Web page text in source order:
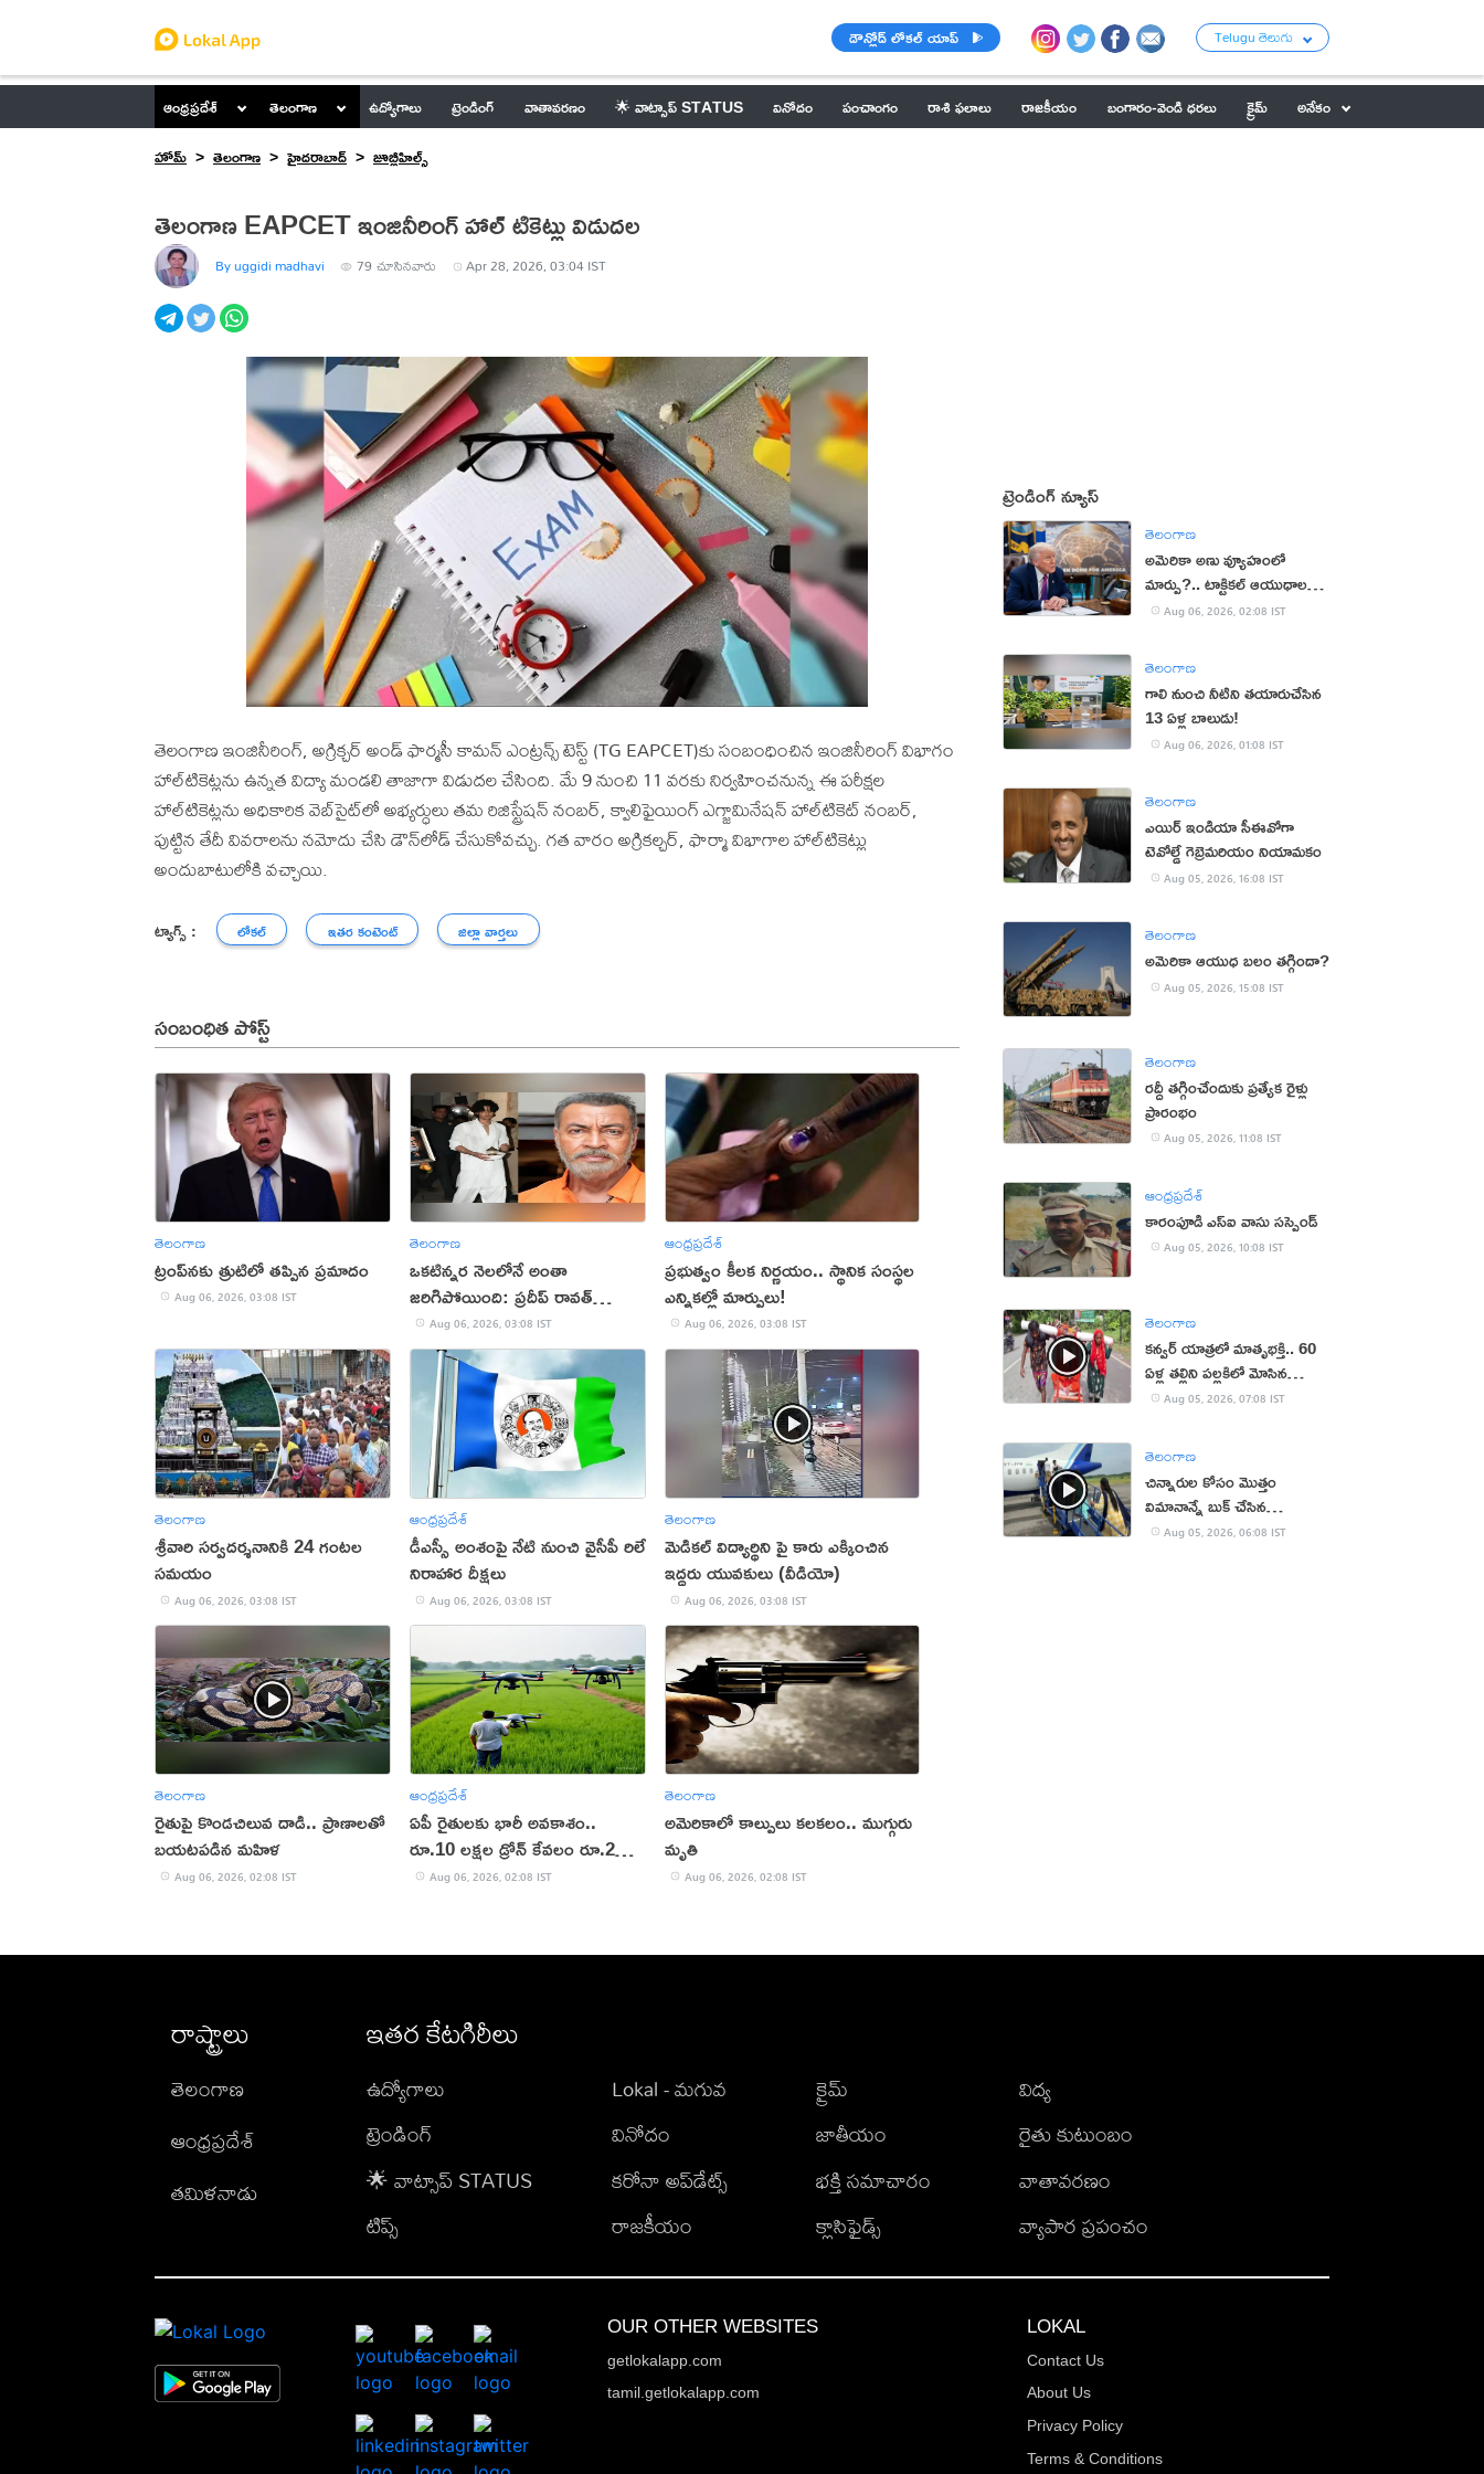
డౌన్లోడ్ లోకల్ యాప్ Telugu తెలుగు
ఆంధ్రప్రదేశ్ తెలంగాణ ఉద్యోగాలు ట్రెండింగ్ వాతావరణం 🌟 వాట్సాప్ STATUS వినోదం పంచాంగం రాశి ఫలాలు రాజకీయం బంగారం-వెండి ధరలు క్రైమ్
అనేకం
హోమ్
తెలంగాణ హైదరాబాద్ జూబ్లీహిల్స్
తెలంగాణ EAPCET ఇంజినీరింగ్ హాల్ టికెట్లు విడుదల
By uggidi madhavi 79 చూసినవారు Apr 28, 2026, 03:04 IST
తెలంగాణ ఇంజినీరింగ్‌, అగ్రిక్చర్‌ అండ్‌ ఫార్మసీ కామన్‌ ఎంట్రన్స్‌ టెస్ట్‌ (TG EAPCET)కు సంబంధించిన ఇంజినీరింగ్ విభాగం
హాల్‌టికెట్లను ఉన్నత విద్యా మండలి తాజాగా విడుదల చేసింది. మే 9 నుంచి 11 వరకు నిర్వహించనున్న ఈ పరీక్షల
హాల్‌టికెట్లను అధికారిక వెబ్‌సైట్‌లో అభ్యర్ధులు తమ రిజిస్ట్రేషన్‌ నంబర్‌, క్వాలిఫైయింగ్‌ ఎగ్జామినేషన్‌ హాల్‌టికెట్ నంబర్‌,
పుట్టిన తేదీ వివరాలను నమోదు చేసి డౌన్‌లోడ్ చేసుకోవచ్చు. గత వారం అగ్రికల్చర్, ఫార్మా విభాగాల హాల్‌టికెట్లు
అందుబాటులోకి వచ్చాయి.
ట్యాగ్స్ : లోకల్ ఇతర కంటెంట్ జిల్లా వార్తలు
సంబంధిత పోస్ట్
తెలంగాణ
ట్రంప్‌నకు త్రుటిలో తప్పిన ప్రమాదం
Aug 06, 2026, 03:08 IST
తెలంగాణ
ఒకటిన్నర నెలలోనే అంతా
జరిగిపోయింది: ప్రదీప్ రావత్
కుమారుడు
Aug 06, 2026, 03:08 IST
ఆంధ్రప్రదేశ్
ప్రభుత్వం కీలక నిర్ణయం.. స్థానిక సంస్థల
ఎన్నికల్లో మార్పులు!
Aug 06, 2026, 03:08 IST
తెలంగాణ
శ్రీవారి సర్వదర్శనానికి 24 గంటల
సమయం
Aug 06, 2026, 03:08 IST
ఆంధ్రప్రదేశ్
డీఎస్సీ అంశంపై నేటి నుంచి వైసీపీ రిలే
నిరాహార దీక్షలు
Aug 06, 2026, 03:08 IST
తెలంగాణ
మెడికల్ విద్యార్థిని పై కారు ఎక్కించిన
ఇద్దరు యువకులు (వీడియో)
Aug 06, 2026, 03:08 IST
తెలంగాణ
రైతుపై కొండచిలువ దాడి.. ప్రాణాలతో
బయటపడిన మహిళ
Aug 06, 2026, 02:08 IST
ఆంధ్రప్రదేశ్
ఏపీ రైతులకు భారీ అవకాశం..
రూ.10 లక్షల డ్రోన్ కేవలం రూ.2
లక్షలకే!
Aug 06, 2026, 02:08 IST
తెలంగాణ
అమెరికాలో కాల్పులు కలకలం.. ముగ్గురు
మృతి
Aug 06, 2026, 02:08 IST
ట్రెండింగ్ న్యూస్
తెలంగాణ
అమెరికా అణు వ్యూహంలో
మార్పు?.. టాక్టికల్ ఆయుధాలకు
ప్రాధాన్యం!
Aug 06, 2026, 02:08 IST
తెలంగాణ
గాలి నుంచి నీటిని తయారుచేసిన
13 ఏళ్ల బాలుడు!
Aug 06, 2026, 01:08 IST
తెలంగాణ
ఎయిర్ ఇండియా సీఈవోగా
టెవోల్డే గెబ్రెమరియం నియామకం
Aug 05, 2026, 16:08 IST
తెలంగాణ
అమెరికా ఆయుధ బలం తగ్గిందా?
Aug 05, 2026, 15:08 IST
తెలంగాణ
రద్దీ తగ్గించేందుకు ప్రత్యేక రైళ్లు
ప్రారంభం
Aug 05, 2026, 11:08 IST
ఆంధ్రప్రదేశ్
కారంపూడి ఎస్ఐ వాసు స‌స్పెండ్‌
Aug 05, 2026, 10:08 IST
తెలంగాణ
కన్వర్ యాత్రలో మాతృభక్తి.. 60
ఏళ్ల తల్లిని పల్లకిలో మోసిన
కొడుకు, కోడలు!
Aug 05, 2026, 07:08 IST
తెలంగాణ
చిన్నారుల కోసం మొత్తం
విమానాన్నే బుక్ చేసిన
యూట్యూబర్
Aug 05, 2026, 06:08 IST
రాష్ట్రాలు
తెలంగాణ
ఆంధ్రప్రదేశ్
తమిళనాడు
ఇతర కేటగిరీలు
ఉద్యోగాలు
ట్రెండింగ్
🌟 వాట్సాప్ STATUS
టిప్స్
Lokal - మగువ
వినోదం
కరోనా అప్‌డేట్స్
రాజకీయం
క్రైమ్
జాతీయం
భక్తి సమాచారం
క్లాసిఫైడ్స్
విద్య
రైతు కుటుంబం
వాతావరణం
వ్యాపార ప్రపంచం
OUR OTHER WEBSITES
getlokalapp.com
tamil.getlokalapp.com
LOKAL
Contact Us
About Us
Privacy Policy
Terms & Conditions